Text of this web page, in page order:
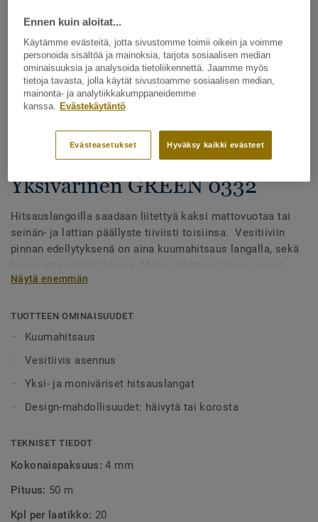
Katso kaikki kuosit - NCS ja LRV (1096)
Hitsauslangat
Hitsauslangat - Homogeeniset
& heterogeeniset muovimatot -
Yksivärinen GREEN 0332
Hitsauslangoilla saadaan liitettyä kaksi mattovuotaa tai
seinän- ja lattian päällyste tiiviisti toisiinsa. Vesitiiviin
pinnan edellytyksenä on aina kuumahitsaus langalla, sekä
alueet tulee aina lankahitsata. Hitsatut saumat myös
rakoihin. Hitsauslankoja on saatavilla yksi- tai
monivärisenä, joko häivyttämään saumakohdat tai
Näytä enemmän
TUOTTEEN OMINAISUUDET
Kuumahitsaus
Vesitiivis asennus
Yksi- ja moniväriset hitsauslangat
Design-mahdollisuudet: häivytä tai korosta
TEKNISET TIEDOT
Kokonaispaksuus:4 mm
Pituus: 50 m
Kpl per laatikko: 20
Ennen kuin aloitat...
Käytämme evästeitä, jotta sivustomme toimii oikein ja voimme
personoida sisältöä ja mainoksia, tarjota sosiaalisen median
ominaisuuksia ja analysoida tietoliikennettä. Jaamme myös
tietoja tavasta, jolla käytät sivustoamme sosiaalisen median,
mainonta- ja analytiikkakumppaneidemme
kanssa. Evästekäytäntö
Hyväksy kaikki evästeet
Evästeasetukset